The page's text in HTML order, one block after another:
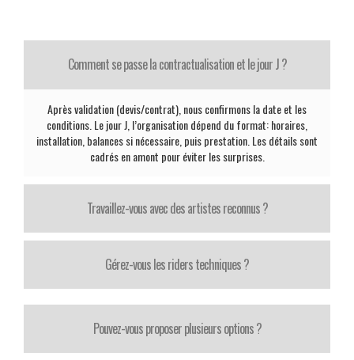
Comment se passe la contractualisation et le jour J ?
Après validation (devis/contrat), nous confirmons la date et les
conditions. Le jour J, l’organisation dépend du format: horaires,
installation, balances si nécessaire, puis prestation. Les détails sont
cadrés en amont pour éviter les surprises.
Travaillez-vous avec des artistes reconnus ?
Gérez-vous les riders techniques ?
Pouvez-vous proposer plusieurs options ?